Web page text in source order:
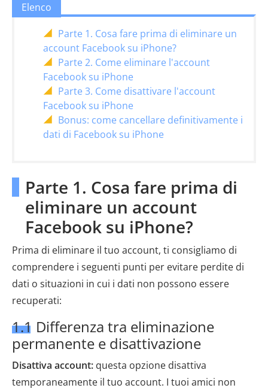
Elenco
Parte 1. Cosa fare prima di eliminare un
account Facebook su iPhone?
Parte 2. Come eliminare l'account
Facebook su iPhone
Parte 3. Come disattivare l'account
Facebook su iPhone
Bonus: come cancellare definitivamente i
dati di Facebook su iPhone
Parte 1. Cosa fare prima di
eliminare un account
Facebook su iPhone?
Prima di eliminare il tuo account, ti consigliamo di
comprendere i seguenti punti per evitare perdite di
dati o situazioni in cui i dati non possono essere
recuperati:
1.1 Differenza tra eliminazione
permanente e disattivazione
Disattiva account: questa opzione disattiva
temporaneamente il tuo account. I tuoi amici non